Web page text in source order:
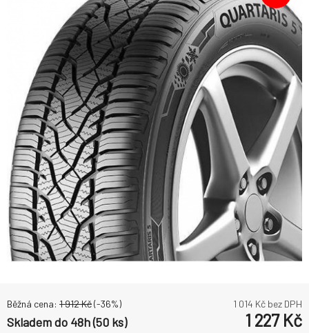
Běžná cena: 1 912Kč(-36%) 1 014 Kč bez DPH
Skladem do 48h (50 ks) 1 227Kč